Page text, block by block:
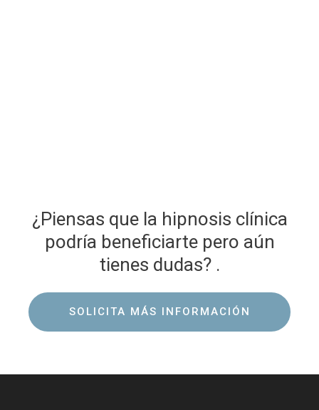
¿Piensas que la hipnosis clínica
podría beneficiarte pero aún
tienes dudas? .
SOLICITA MÁS INFORMACIÓN